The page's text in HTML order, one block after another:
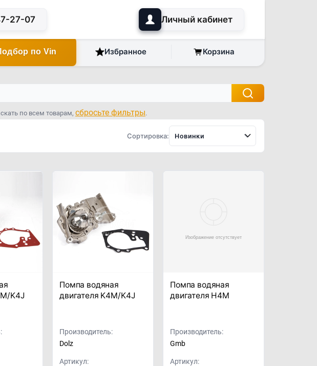
27-07 Личный кабинет
по Vin Избранное Корзина
по всем товарам, сбросьте фильтры.
Сортировка: Новинки
K4J
Помпа водяная
двигателя K4M/K4J
Производитель:
Dolz
Артикул:
Помпа водяная
двигателя H4M
Производитель:
Gmb
Артикул: